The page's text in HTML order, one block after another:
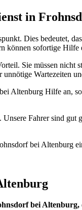
in
Dies bedeutet,
können sofortige Hilfe
Sie müssen
Wartezeiten
Altenburg Hilfe an,
Unsere Fahrer sind
bei Altenburg
bei